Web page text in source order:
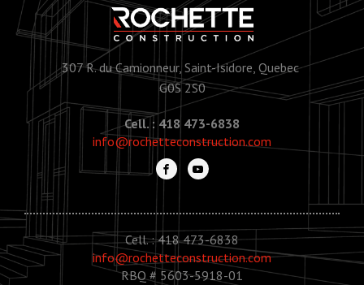
307 R. du Camionneur, Saint-Isidore, Quebec
G0S 2S0
Cell. : 418 473-6838
info@rochetteconstruction.com
Cell. : 418 473-6838
info@rochetteconstruction.com
RBQ # 5603-5918-01